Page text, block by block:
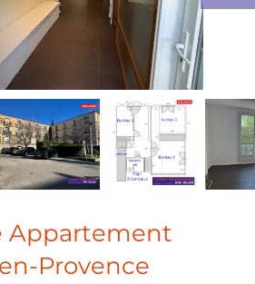
Appartement
Provence